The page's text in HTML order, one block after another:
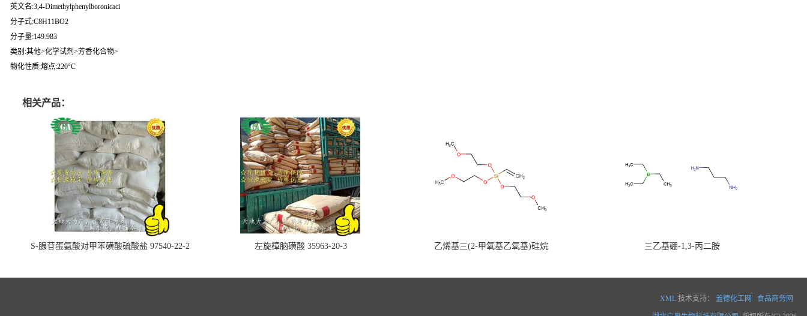
英文名:3,4-Dimethylphenylboronicaci
分子式:C8H11BO2
分子量:149.983
类别:其他>化学试剂>芳香化合物>
物化性质:熔点:220°C
相关产品：
S-腺苷蛋氨酸对甲苯磺酸硫酸盐 97540-22-2 左旋樟脑磺酸 35963-20-3 乙烯基三(2-甲氧基乙氧基)硅烷 三乙基硼-1,3-丙二胺
XML 技术支持： 盖德化工网 食品商务网